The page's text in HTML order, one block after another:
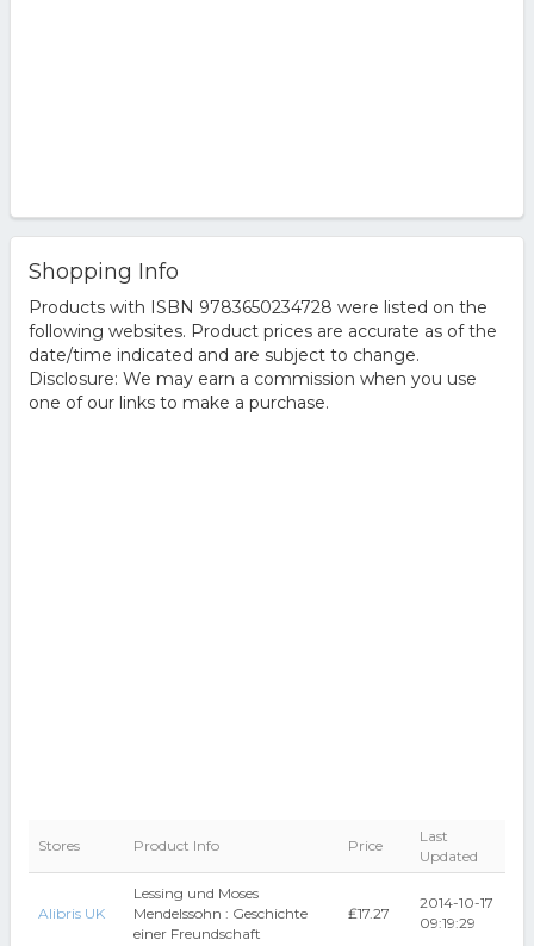
Shopping Info
Products with ISBN 9783650234728 were listed on the
following websites. Product prices are accurate as of the
date/time indicated and are subject to change.
Disclosure: We may earn a commission when you use
one of our links to make a purchase.
Stores Product Info Price
Last
Updated
Alibris UK
Lessing und Moses
Mendelssohn : Geschichte
einer Freundschaft
₤17.27
2014-10-17
09:19:29